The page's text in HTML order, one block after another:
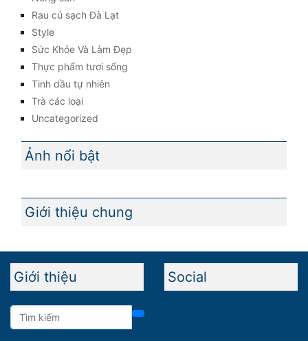
Rau củ sạch Đà Lạt
Style
Sức Khỏe Và Làm Đẹp
Thực phẩm tươi sống
Tinh dầu tự nhiên
Trà các loại
Uncategorized
Ảnh nổi bật
Giới thiệu chung
Giới thiệu Social